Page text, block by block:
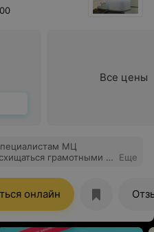
Все цены
МЦ
грамотными и
врачу
ее отношение к
великолепно!!!Еще раз
данный
Еще
онлайн